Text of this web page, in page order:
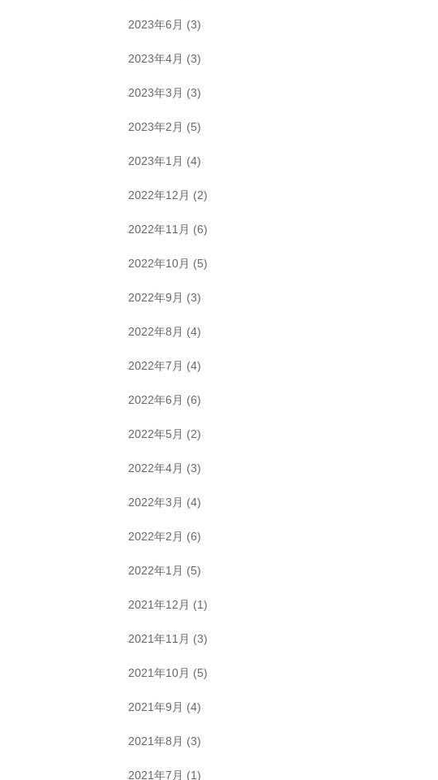
2023年6月 (3)
2023年4月 (3)
2023年3月 (3)
2023年2月 (5)
2023年1月 (4)
2022年12月 (2)
2022年11月 (6)
2022年10月 (5)
2022年9月 (3)
2022年8月 (4)
2022年7月 (4)
2022年6月 (6)
2022年5月 (2)
2022年4月 (3)
2022年3月 (4)
2022年2月 (6)
2022年1月 (5)
2021年12月 (1)
2021年11月 (3)
2021年10月 (5)
2021年9月 (4)
2021年8月 (3)
2021年7月 (1)